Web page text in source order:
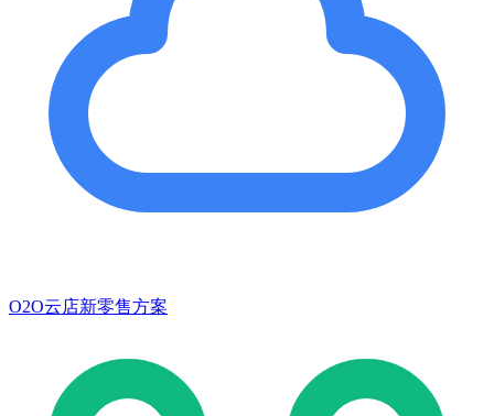
O2O云店新零售方案